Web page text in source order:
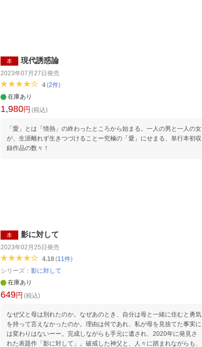
本 現代誘惑論
2023年07月27日 発売
4(2件)
在庫あり
1,980円 (税込)
「愛」とは「情熱」の終わったところから始まる。一人の男と一人の女
が、生涯離れず生きつづけることー究極の「愛」にせまる、単行本初収
録作品の数々！
本 影に対して
2023年02月25日 発売
4.18(11件)
シリーズ： 影に対して
在庫あり
649円 (税込)
なぜ父と母は別れたのか。なぜあのとき、自分は母と一緒に住むと勇気
を持って言えなかったのか。理由は何であれ、私が母を見捨てた事実に
は変わりはないーー。完成しながらも手元に遺され、2020年に発見さ
れた表題作「影に対して」。破戒した神父と、人々に踏まれながらも、